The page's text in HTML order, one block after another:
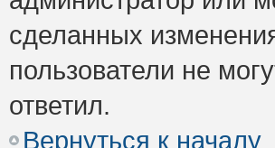
сделанных
пользователи не
ответил.
Вернуться к началу